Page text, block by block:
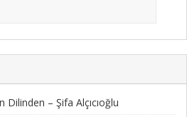
– Şifa Alçıcıoğlu